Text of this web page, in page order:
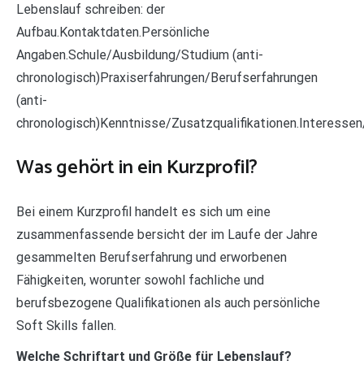
Lebenslauf schreiben: der
Aufbau.Kontaktdaten.Persönliche
Angaben.Schule/Ausbildung/Studium (anti-
chronologisch)Praxiserfahrungen/Berufserfahrungen
(anti-
chronologisch)Kenntnisse/
Was gehört in ein Kurzprofil?
Bei einem Kurzprofil handelt es sich um eine
zusammenfassende bersicht der im Laufe der Jahre
gesammelten Berufserfahrung und erworbenen
Fähigkeiten, worunter sowohl fachliche und
berufsbezogene Qualifikationen als auch persönliche
Soft Skills fallen.
Welche Schriftart und Größe für Lebenslauf?